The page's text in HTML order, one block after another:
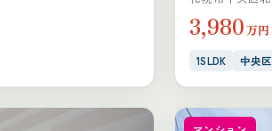
3,980万円
1SLDK 中央区